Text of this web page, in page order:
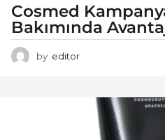
Cosmed
Bakımında
by editor